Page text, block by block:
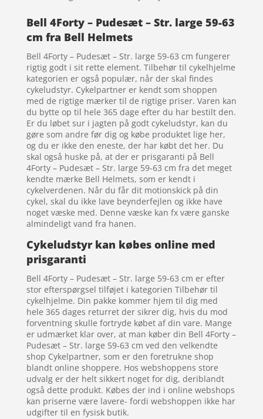
Bell 4Forty – Pudesæt – Str. large 59-63
cm fra Bell Helmets
Bell 4Forty – Pudesæt – Str. large 59-63 cm fungerer
rigtig godt i sit rette element. Tilbehør til cykelhjelme
kategorien er også populær, når der skal findes
cykeludstyr. Cykelpartner er kendt som shoppen
med de rigtige mærker til de rigtige priser. Varen kan
du bytte op til hele 365 dage efter du har bestilt den.
Er du løbet sur i jagten på godt cykeludstyr, kan du
gøre som andre før dig og købe produktet lige her,
og du er ikke den eneste, der har købt det her. Du
skal også huske på, at der er prisgaranti på Bell
4Forty – Pudesæt – Str. large 59-63 cm fra det meget
kendte mærke Bell Helmets, som er kendt i
cykelverdenen. Når du får dit motionskick på din
cykel, skal du ikke lave beynderfejlen og ikke have
noget væske med. Denne væske kan fx være ganske
almindeligt vand fra hanen.
Cykeludstyr kan købes online med
prisgaranti
Bell 4Forty – Pudesæt – Str. large 59-63 cm er efter
stor efterspørgsel tilføjet i kategorien Tilbehør til
cykelhjelme. Din pakke kommer hjem til dig med
hele 365 dages returret der sikrer dig, hvis du mod
forventning skulle fortryde købet af din vare. Mange
er udmærket klar over, at man køber din Bell 4Forty –
Pudesæt – Str. large 59-63 cm ved den velkendte
shop Cykelpartner, som er den foretrukne shop
blandt online shoppere. Hos webshoppens store
udvalg er der helt sikkert noget for dig, deriblandt
også dette produkt. Købes der ind i online webshops
kan priserne være lavere- fordi webshoppen ikke har
udgifter til en fysisk butik.